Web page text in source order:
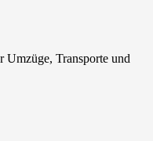
Umzüge, Transporte und